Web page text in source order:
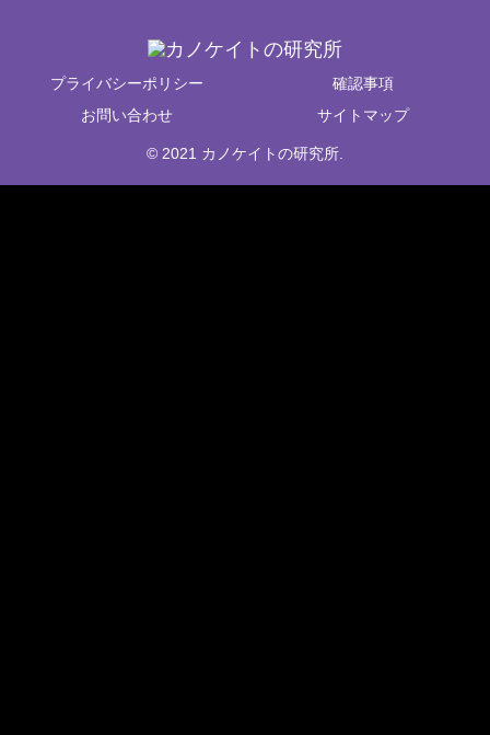
プライバシーポリシー
確認事項
お問い合わせ
サイトマップ
© 2021 カノケイトの研究所.